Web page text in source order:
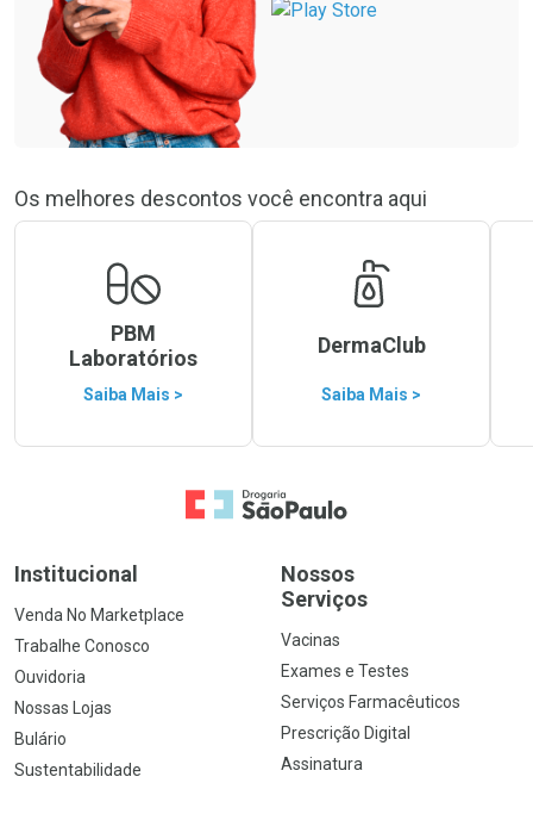
Os melhores descontos você encontra aqui
PBM
Laboratórios
Saiba Mais >
DermaClub
Saiba Mais >
Ir para a Home
Institucional
Venda No Marketplace
Trabalhe Conosco
Ouvidoria
Nossas Lojas
Bulário
Sustentabilidade
Nossos
Serviços
Vacinas
Exames e Testes
Serviços Farmacêuticos
Prescrição Digital
Assinatura